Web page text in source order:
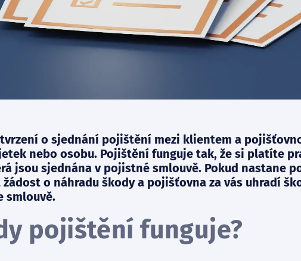
o sjednání pojištění mezi klientem a
nebo osobu. Pojištění funguje tak, že si platíte
jsou sjednána v pojistné smlouvě. Pokud nastane
o náhradu škody a pojišťovna za vás uhradí
smlouvě.
pojištění funguje?